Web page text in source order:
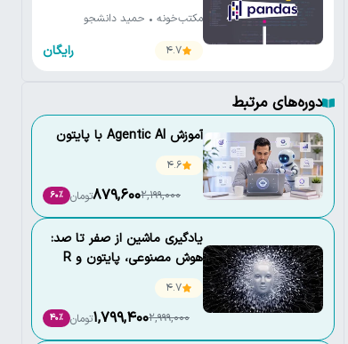
مکتب‌خونه • حمید دانشجو
4.7
رایگان
دوره‌های مرتبط
آموزش Agentic AI با پایتون
4.6
2,199,000
879,600تومان 60٪
یادگیری ماشین از صفر تا صد:
هوش مصنوعی، پایتون و R
4.7
2,999,000
1,799,400تومان 40٪